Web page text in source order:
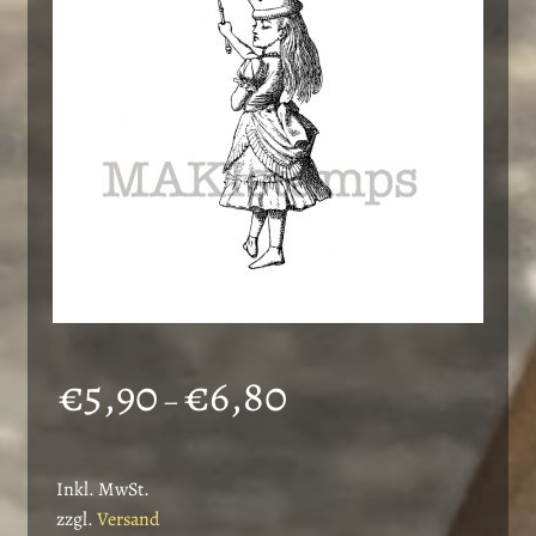
werden
€5,90–€6,80
Inkl. MwSt.
zzgl.Versand